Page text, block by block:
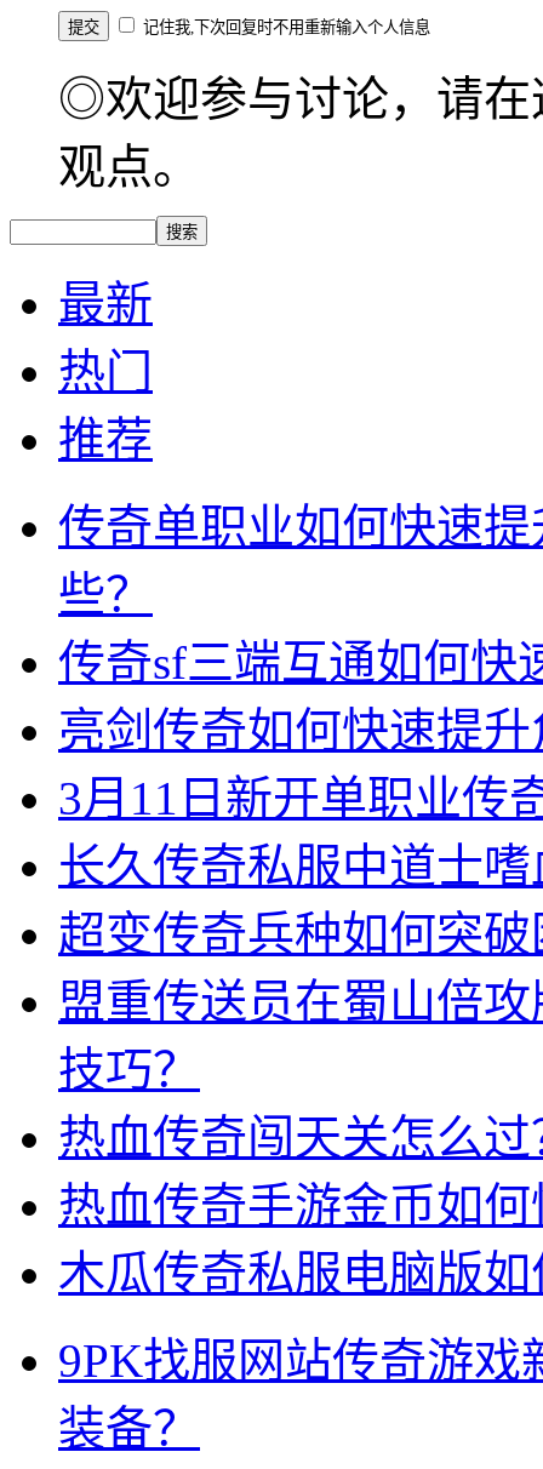
记住我,下次回复时不用重新输入个人信息
◎欢迎参与讨论，请在
观点。
最新
热门
推荐
传奇单职业如何快速
些？
传奇sf三端互通如何快
亮剑传奇如何快速提
3月11日新开单职业传
长久传奇私服中道士
超变传奇兵种如何突
盟重传送员在蜀山倍
技巧？
热血传奇闯天关怎么
热血传奇手游金币如
木瓜传奇私服电脑版
9PK找服网站传奇游
装备？